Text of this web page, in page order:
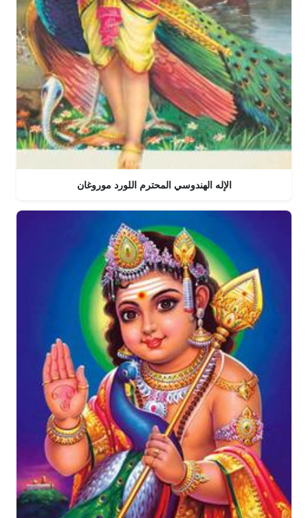
الإله الهندوسي المحترم اللورد موروغان